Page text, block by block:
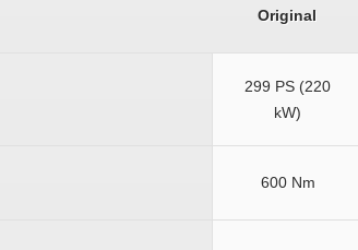
Original
299 PS (220
kW)
600 Nm